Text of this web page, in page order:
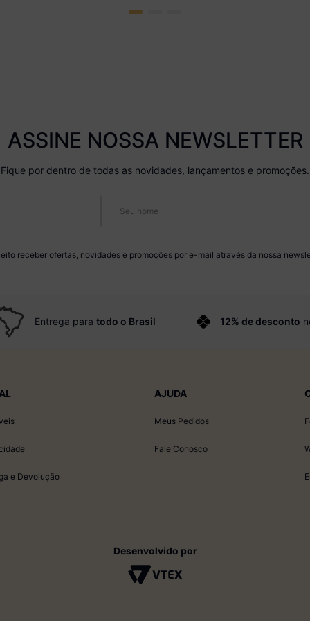
ASSINE NOSSA NEWSLETTER
Fique por dentro de todas as novidades, lançamentos e promoções.
receber ofertas, novidades e promoções por e-mail através da nossa
Entrega paratodo o Brasil 12% de desconto
e Devolução
AJUDA
Meus Pedidos
Fale Conosco
Desenvolvido por